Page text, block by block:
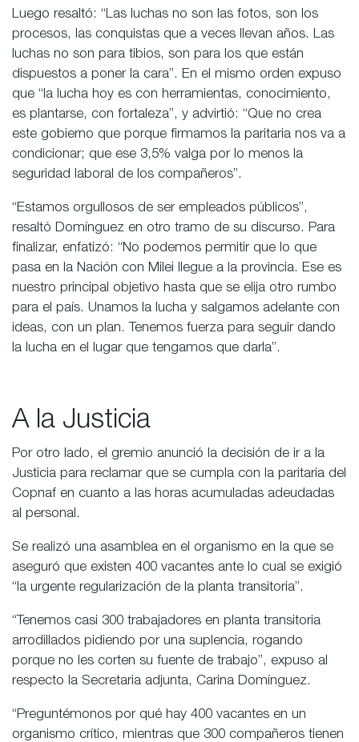
Luego resaltó: “Las luchas no son las fotos, son los
procesos, las conquistas que a veces llevan años. Las
luchas no son para tibios, son para los que están
dispuestos a poner la cara”. En el mismo orden expuso
que “la lucha hoy es con herramientas, conocimiento,
es plantarse, con fortaleza”, y advirtió: “Que no crea
este gobierno que porque firmamos la paritaria nos va a
condicionar; que ese 3,5% valga por lo menos la
seguridad laboral de los compañeros”.
“Estamos orgullosos de ser empleados públicos”,
resaltó Domínguez en otro tramo de su discurso. Para
finalizar, enfatizó: “No podemos permitir que lo que
pasa en la Nación con Milei llegue a la provincia. Ese es
nuestro principal objetivo hasta que se elija otro rumbo
para el país. Unamos la lucha y salgamos adelante con
ideas, con un plan. Tenemos fuerza para seguir dando
la lucha en el lugar que tengamos que darla”.
A la Justicia
Por otro lado, el gremio anunció la decisión de ir a la
Justicia para reclamar que se cumpla con la paritaria del
Copnaf en cuanto a las horas acumuladas adeudadas
al personal.
Se realizó una asamblea en el organismo en la que se
aseguró que existen 400 vacantes ante lo cual se exigió
“la urgente regularización de la planta transitoria”.
“Tenemos casi 300 trabajadores en planta transitoria
arrodillados pidiendo por una suplencia, rogando
porque no les corten su fuente de trabajo”, expuso al
respecto la Secretaria adjunta, Carina Domínguez.
“Preguntémonos por qué hay 400 vacantes en un
organismo crítico, mientras que 300 compañeros tienen